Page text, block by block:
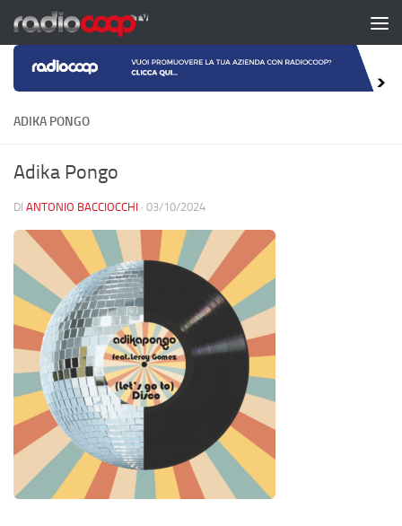
Salta al contenuto
ADIKA PONGO
Adika Pongo
DI ANTONIO BACCIOCCHI · 03/10/2024